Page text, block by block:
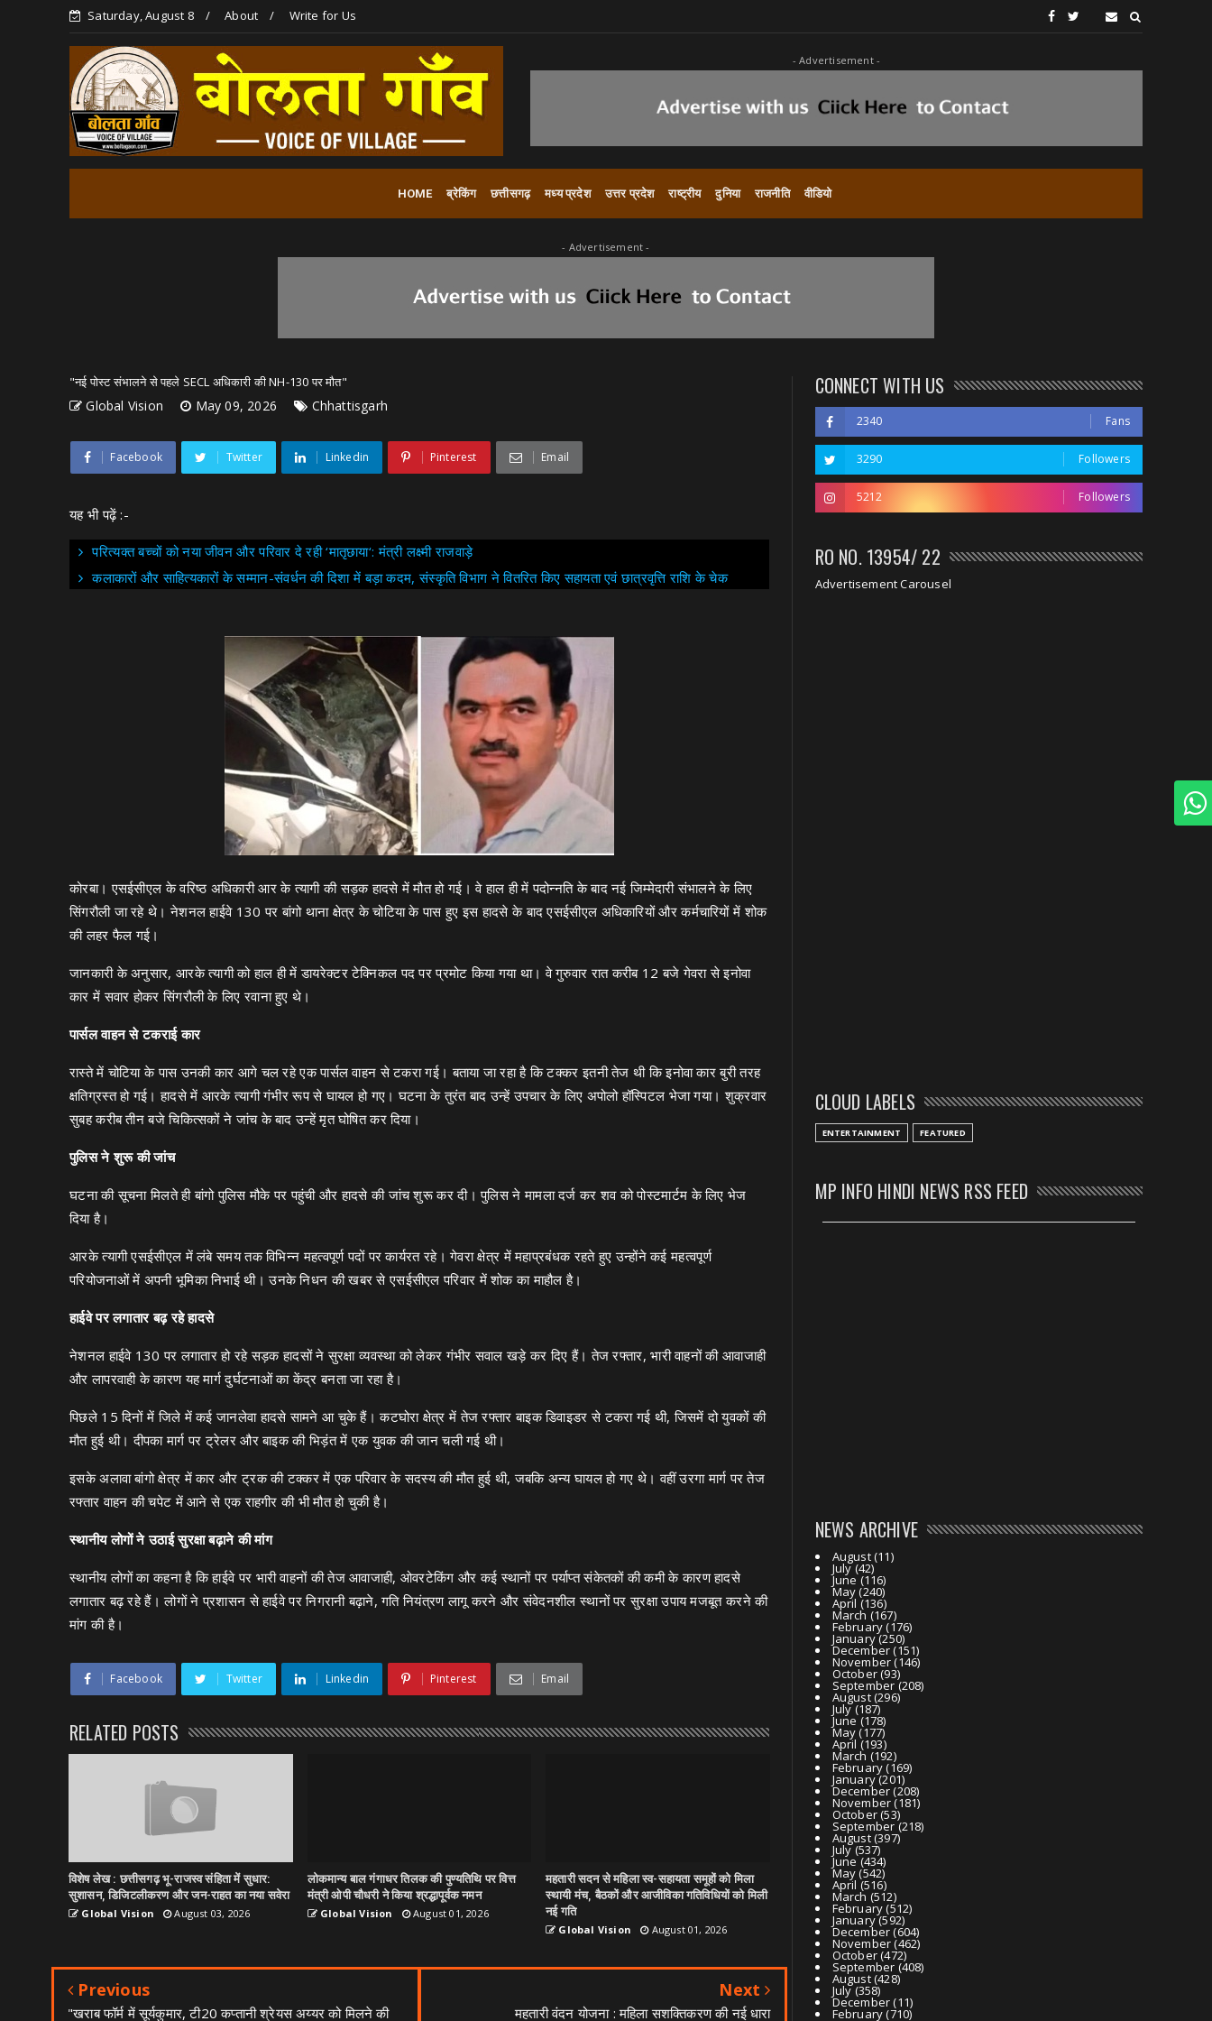
Saturday, August 8 About Write for Us
- Advertisement -
HOME ब्रेकिंग छत्तीसगढ़ मध्य प्रदेश उत्तर प्रदेश राष्ट्रीय दुनिया राजनीति वीडियो
- Advertisement -
"नई पोस्ट संभालने से पहले SECL अधिकारी की NH-130 पर मौत"
Global Vision May 09, 2026 Chhattisgarh
Facebook Twitter Linkedin Pinterest Email
यह भी पढ़ें :-
परित्यक्त बच्चों को नया जीवन और परिवार दे रही ‘मातृछाया‘: मंत्री लक्ष्मी राजवाड़े
कलाकारों और साहित्यकारों के सम्मान-संवर्धन की दिशा में बड़ा कदम, संस्कृति विभाग ने वितरित किए सहायता एवं छात्रवृत्ति राशि के चेक
कोरबा। एसईसीएल के वरिष्ठ अधिकारी आर के त्यागी की सड़क हादसे में मौत हो गई। वे हाल ही में पदोन्नति के बाद नई जिम्मेदारी संभालने के लिए
सिंगरौली जा रहे थे। नेशनल हाईवे 130 पर बांगो थाना क्षेत्र के चोटिया के पास हुए इस हादसे के बाद एसईसीएल अधिकारियों और कर्मचारियों में शोक
की लहर फैल गई।
जानकारी के अनुसार, आरके त्यागी को हाल ही में डायरेक्टर टेक्निकल पद पर प्रमोट किया गया था। वे गुरुवार रात करीब 12 बजे गेवरा से इनोवा
कार में सवार होकर सिंगरौली के लिए रवाना हुए थे।
पार्सल वाहन से टकराई कार
रास्ते में चोटिया के पास उनकी कार आगे चल रहे एक पार्सल वाहन से टकरा गई। बताया जा रहा है कि टक्कर इतनी तेज थी कि इनोवा कार बुरी तरह
क्षतिग्रस्त हो गई। हादसे में आरके त्यागी गंभीर रूप से घायल हो गए। घटना के तुरंत बाद उन्हें उपचार के लिए अपोलो हॉस्पिटल भेजा गया। शुक्रवार
सुबह करीब तीन बजे चिकित्सकों ने जांच के बाद उन्हें मृत घोषित कर दिया।
पुलिस ने शुरू की जांच
घटना की सूचना मिलते ही बांगो पुलिस मौके पर पहुंची और हादसे की जांच शुरू कर दी। पुलिस ने मामला दर्ज कर शव को पोस्टमार्टम के लिए भेज
दिया है।
आरके त्यागी एसईसीएल में लंबे समय तक विभिन्न महत्वपूर्ण पदों पर कार्यरत रहे। गेवरा क्षेत्र में महाप्रबंधक रहते हुए उन्होंने कई महत्वपूर्ण
परियोजनाओं में अपनी भूमिका निभाई थी। उनके निधन की खबर से एसईसीएल परिवार में शोक का माहौल है।
हाईवे पर लगातार बढ़ रहे हादसे
नेशनल हाईवे 130 पर लगातार हो रहे सड़क हादसों ने सुरक्षा व्यवस्था को लेकर गंभीर सवाल खड़े कर दिए हैं। तेज रफ्तार, भारी वाहनों की आवाजाही
और लापरवाही के कारण यह मार्ग दुर्घटनाओं का केंद्र बनता जा रहा है।
पिछले 15 दिनों में जिले में कई जानलेवा हादसे सामने आ चुके हैं। कटघोरा क्षेत्र में तेज रफ्तार बाइक डिवाइडर से टकरा गई थी, जिसमें दो युवकों की
मौत हुई थी। दीपका मार्ग पर ट्रेलर और बाइक की भिड़ंत में एक युवक की जान चली गई थी।
इसके अलावा बांगो क्षेत्र में कार और ट्रक की टक्कर में एक परिवार के सदस्य की मौत हुई थी, जबकि अन्य घायल हो गए थे। वहीं उरगा मार्ग पर तेज
रफ्तार वाहन की चपेट में आने से एक राहगीर की भी मौत हो चुकी है।
स्थानीय लोगों ने उठाई सुरक्षा बढ़ाने की मांग
स्थानीय लोगों का कहना है कि हाईवे पर भारी वाहनों की तेज आवाजाही, ओवरटेकिंग और कई स्थानों पर पर्याप्त संकेतकों की कमी के कारण हादसे
लगातार बढ़ रहे हैं। लोगों ने प्रशासन से हाईवे पर निगरानी बढ़ाने, गति नियंत्रण लागू करने और संवेदनशील स्थानों पर सुरक्षा उपाय मजबूत करने की
मांग की है।
Facebook Twitter Linkedin Pinterest Email
RELATED POSTS
विशेष लेख : छत्तीसगढ़ भू-राजस्व संहिता में सुधार:
सुशासन, डिजिटलीकरण और जन-राहत का नया सवेरा
Global Vision August 03, 2026
लोकमान्य बाल गंगाधर तिलक की पुण्यतिथि पर वित्त
मंत्री ओपी चौधरी ने किया श्रद्धापूर्वक नमन
Global Vision August 01, 2026
महतारी सदन से महिला स्व-सहायता समूहों को मिला
स्थायी मंच, बैठकों और आजीविका गतिविधियों को मिली
नई गति
Global Vision August 01, 2026
Previous
"खराब फॉर्म में सूर्यकुमार, टी20 कप्तानी श्रेयस अय्यर को मिलने की
Next
महतारी वंदन योजना : महिला सशक्तिकरण की नई धारा
CONNECT WITH US
2340 Fans
3290 Followers
5212 Followers
RO NO. 13954/ 22
Advertisement Carousel
CLOUD LABELS
ENTERTAINMENT FEATURED
MP INFO HINDI NEWS RSS FEED
NEWS ARCHIVE
August(11)
July(42)
June(116)
May(240)
April (136)
March (167)
February(176)
January(250)
December(151)
November(146)
October(93)
September(208)
August(296)
July(187)
June(178)
May(177)
April (193)
March (192)
February(169)
January(201)
December(208)
November(181)
October(53)
September(218)
August(397)
July(537)
June(434)
May(542)
April (516)
March (512)
February(512)
January(592)
December(604)
November(462)
October(472)
September (408)
August(428)
July(358)
December(11)
February(710)